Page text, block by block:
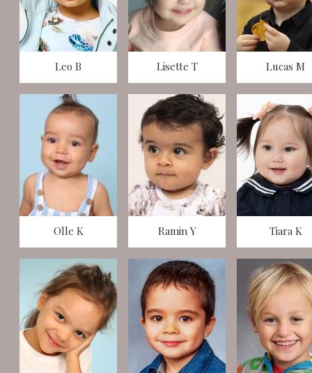
Leo B Lisette T Lucas M
Olle K Ramin Y Tiara K